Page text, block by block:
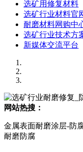
选矿用修复材料
选矿行业材料官
耐磨材料网购中
选矿行业技术方
新媒体交流平台
网站热搜：
金属表面耐磨涂层-防
耐磨防腐